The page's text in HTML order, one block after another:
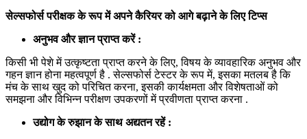
सेल्सफोर्स परीक्षक के रूप में अपने कैरियर को आगे बढ़ाने के लिए टिप्स
अनुभव और ज्ञान प्राप्त करें :
किसी भी पेशे में उत्कृष्टता प्राप्त करने के लिए, विषय के व्यावहारिक अनुभव और
गहन ज्ञान होना महत्वपूर्ण है . सेल्सफोर्स टेस्टर के रूप में, इसका मतलब है कि
मंच के साथ खुद को परिचित करना, इसकी कार्यक्षमता और विशेषताओं को
समझना और विभिन्न परीक्षण उपकरणों में प्रवीणता प्राप्त करना .
उद्योग के रुझान के साथ अद्यतन रहें :